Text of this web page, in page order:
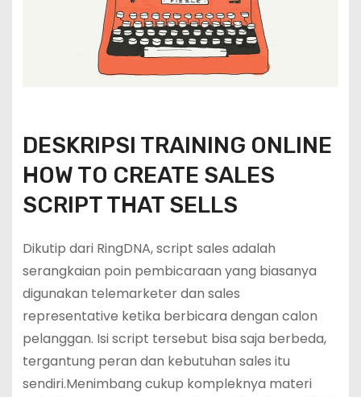
DESKRIPSI TRAINING ONLINE
HOW TO CREATE SALES
SCRIPT THAT SELLS
Dikutip dari RingDNA, script sales adalah
serangkaian poin pembicaraan yang biasanya
digunakan telemarketer dan sales
representative ketika berbicara dengan calon
pelanggan. Isi script tersebut bisa saja berbeda,
tergantung peran dan kebutuhan sales itu
sendiri.Menimbang cukup kompleknya materi